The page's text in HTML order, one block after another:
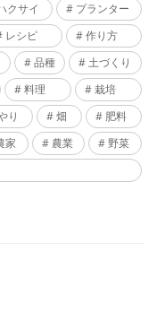
クサイ
プランター
レシピ
作り方
品種
土づくり
料理
栽培
り 畑
肥料
家 農業
野菜